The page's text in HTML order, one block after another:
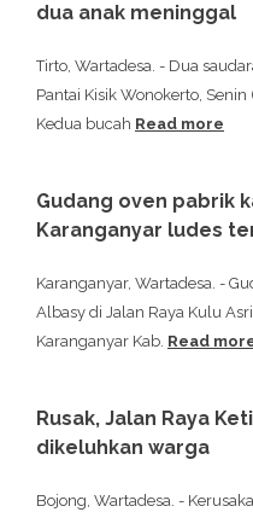
dua anak meninggal
Tirto, Wartadesa. - Dua
Pantai Kisik Wonokerto,
Kedua bucah Read more
Gudang oven pabrik
Karanganyar ludes
Karanganyar, Wartadesa. -
Albasy di Jalan Raya Kulu
Karanganyar Kab. Read
Rusak, Jalan Raya
dikeluhkan warga
Bojong, Wartadesa. -